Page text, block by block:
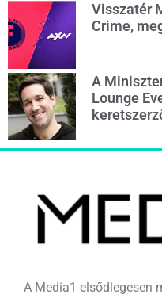
Visszatér
Crime,
A
Lounge
A Media1 elsődlegesen